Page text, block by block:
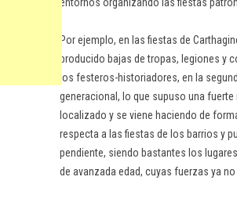
Por ejemplo, en las fiestas de
producido bajas de tropas, legiones y
los festeros-historiadores, en la
generacional, lo que supuso una
localizado y se viene haciendo de
respecta a las fiestas de los barrios y
pendiente, siendo bastantes los
de avanzada edad, cuyas fuerzas ya